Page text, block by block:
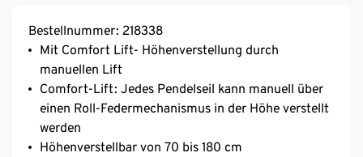
Bestellnummer: 218338
Mit Comfort Lift- Höhenverstellung durch
manuellen Lift
Comfort-Lift: Jedes Pendelseil kann manuell über
einen Roll-Federmechanismus in der Höhe verstellt
werden
Höhenverstellbar von 70 bis 180 cm